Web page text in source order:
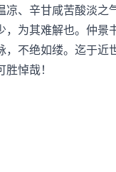
、辛甘咸苦酸淡之
为其难解也。仲
不绝如缕。迄于
悼哉！